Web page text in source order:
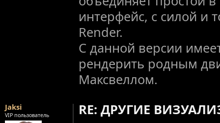
интерфейс, с силой и
Render.
C данной версии
рендерить родным
Максвеллом.
Jaksi
VIP пользователь
RE: ДРУГИЕ